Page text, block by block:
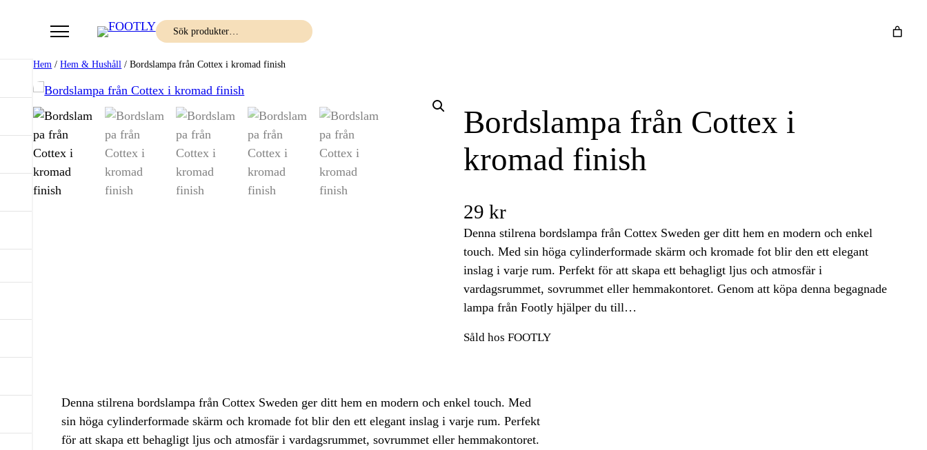
Sök
Hem /Hem & Hushåll / Bordslampa från Cottex i kromad finish
Bordslampa från Cottex i
kromad finish
29 kr
Denna stilrena bordslampa från Cottex Sweden ger ditt hem en modern och enkel
touch. Med sin höga cylinderformade skärm och kromade fot blir den ett elegant
inslag i varje rum. Perfekt för att skapa ett behagligt ljus och atmosfär i
vardagsrummet, sovrummet eller hemmakontoret. Genom att köpa denna begagnade
lampa från Footly hjälper du till…
Såld hos FOOTLY
Denna stilrena bordslampa från Cottex Sweden ger ditt hem en modern och enkel touch. Med
sin höga cylinderformade skärm och kromade fot blir den ett elegant inslag i varje rum. Perfekt
för att skapa ett behagligt ljus och atmosfär i vardagsrummet, sovrummet eller hemmakontoret.